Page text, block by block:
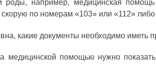
роды, например, медицинская
скорую по номерам «103» или «112»
какие документы необходимо
медицинской помощью нужно